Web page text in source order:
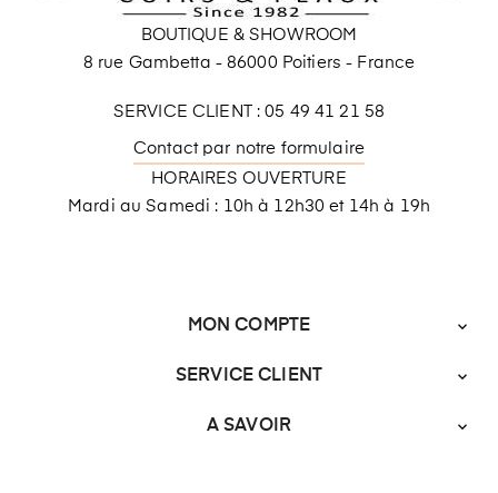
BOUTIQUE & SHOWROOM
8 rue Gambetta - 86000 Poitiers - France
SERVICE CLIENT : 05 49 41 21 58
Contact par notre formulaire
HORAIRES OUVERTURE
Mardi au Samedi : 10h à 12h30 et 14h à 19h
MON COMPTE 
SERVICE CLIENT 
A SAVOIR 